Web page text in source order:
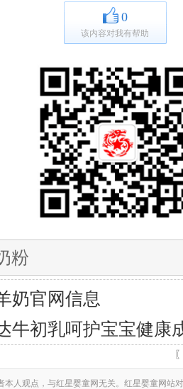
0
该内容对我有帮助
粉
奶官网信息
牛初乳呵护宝宝健康
人观点，与红星婴童网无关。红星婴童网站